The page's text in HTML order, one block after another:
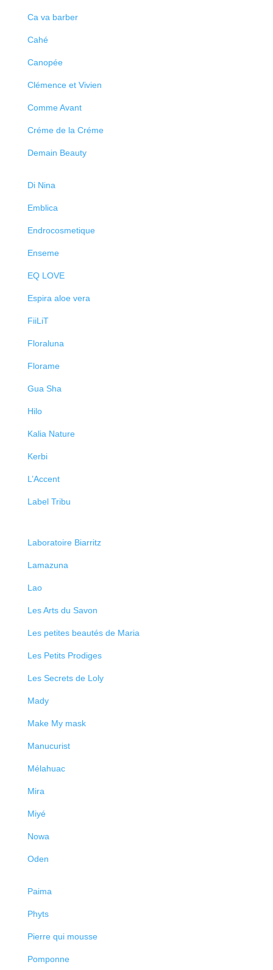
Ca va barber
Cahé
Canopée
Clémence et Vivien
Comme Avant
Créme de la Créme
Demain Beauty
Di Nina
Emblica
Endrocosmetique
Enseme
EQ LOVE
Espira aloe vera
FiiLiT
Floraluna
Florame
Gua Sha
Hilo
Kalia Nature
Kerbi
L’Accent
Label Tribu
Laboratoire Biarritz
Lamazuna
Lao
Les Arts du Savon
Les petites beautés de Maria
Les Petits Prodiges
Les Secrets de Loly
Mady
Make My mask
Manucurist
Mélahuac
Mira
Miyé
Nowa
Oden
Paima
Phyts
Pierre qui mousse
Pomponne